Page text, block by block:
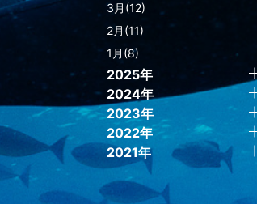
3月(12)
2月(11)
1月(8)
2025年
2024年
2023年
2022年
2021年